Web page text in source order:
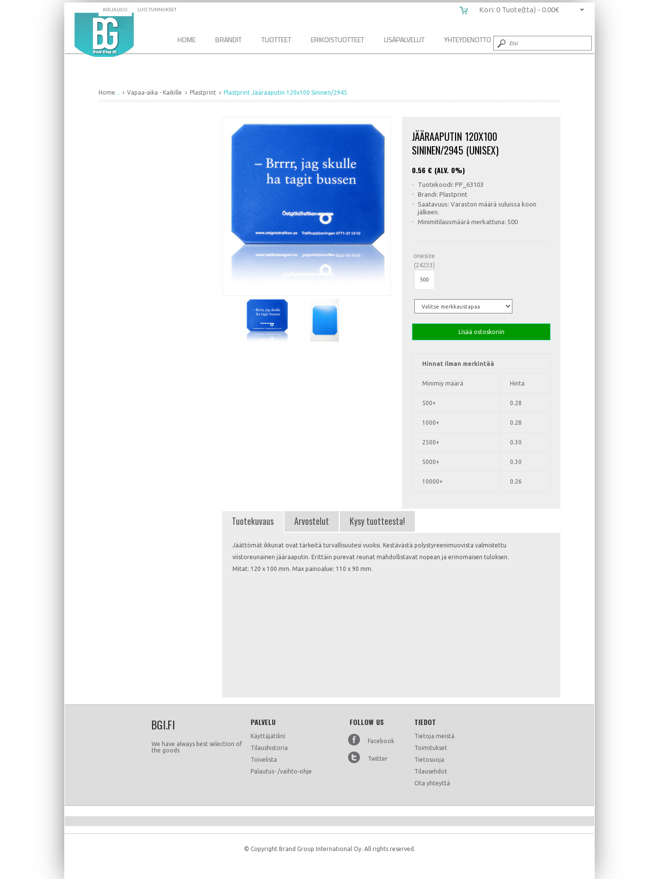
HOME BRANDIT TUOTTEET ERIKOISTUOTTEET LISÄPALVELUT YHTEYDENOTTO
KIRJAUDU LUO TUNNUKSET Kori: 0 Tuote(tta) - 0.00€
Home .. Vapaa-aika - Kaikille Plastprint Plastprint Jääraaputin 120x100 Sininen/2945
JÄÄRAAPUTIN 120X100
SININEN/2945 (UNISEX)
0.56 € (ALV. 0%)
Tuotekoodi: PP_63103
Brandi: Plastprint
Saatavuus: Varaston määrä suluissa koon
jälkeen.
Minimitilausmäärä merkattuna: 500
onesize
(24233)
LIsää ostoskoriin
Hinnat ilman merkintää
Minimiy määrä Hinta
500+ 0.28
1000+ 0.28
2500+ 0.30
5000+ 0.30
10000+ 0.26
Tuotekuvaus Arvostelut Kysy tuotteesta!
Jäättömät ikkunat ovat tärkeitä turvallisuutesi vuoksi. Kestävästä polystyreenimuovista valmistettu
viistoreunainen jääraaputin. Erittäin purevat reunat mahdollistavat nopean ja erinomaisen tuloksen.
Mitat: 120 x 100 mm. Max painoalue: 110 x 90 mm.
Tuotetta ei ole vielä arvosteltu
BGI.FI
We have always best selection of
the goods
PALVELU
Käyttäjätilini
Tilaushistoria
Toivelista
Palautus- /vaihto-ohje
FOLLOW US
Facebook
Twitter
TIEDOT
Tietoja meistä
Toimitukset
Tietosuoja
Tilausehdot
Ota yhteyttä
© Copyright Brand Group International Oy. All rights reserved.